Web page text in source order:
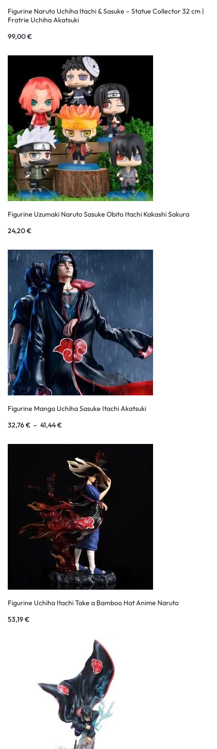
Figurine Naruto Uchiha Itachi & Sasuke – Statue Collector 32 cm |
Fratrie Uchiha Akatsuki
99,00€
Figurine Uzumaki Naruto Sasuke Obito Itachi Kakashi Sakura
24,20€
Figurine Manga Uchiha Sasuke Itachi Akatsuki
32,76€ – 41,44€
Figurine Uchiha Itachi Take a Bamboo Hat Anime Naruto
53,19€